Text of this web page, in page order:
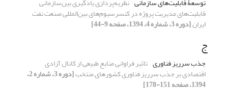
قابلیت‌های مدیریت پروژه در کنسرسیوم‌های بین‌المللی صنعت نفت
ایران[دوره 3، شماره 4، 1394، صفحه 9-44]
ج
جذب سرریز فناوری تاثیر فراوانی منابع طبیعی از کانال آزادی
اقتصادی بر جذب سرریز فناوری کشورهای منتخب [دوره 3، شماره 2،
1394، صفحه 151-178]